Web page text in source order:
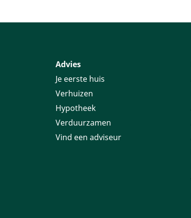
Advies
Je eerste huis
Verhuizen
Hypotheek
Verduurzamen
Vind een adviseur